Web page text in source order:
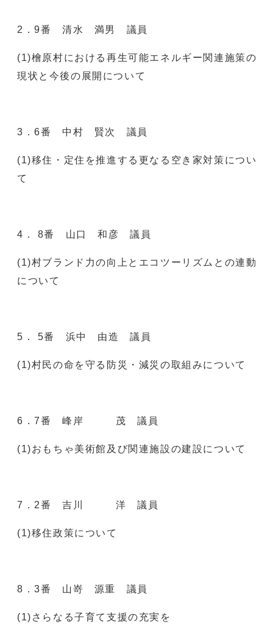
2．9番 清水 満男 議員
(1)檜原村における再生可能エネルギー関連施策の
現状と今後の展開について
3．6番 中村 賢次 議員
(1)移住・定住を推進する更なる空き家対策につい
て
4． 8番 山口 和彦 議員
(1)村ブランド力の向上とエコツーリズムとの連動
について
5． 5番 浜中 由造 議員
(1)村民の命を守る防災・減災の取組みについて
6．7番 峰岸 茂 議員
(1)おもちゃ美術館及び関連施設の建設について
7．2番 吉川 洋 議員
(1)移住政策について
8．3番 山嵜 源重 議員
(1)さらなる子育て支援の充実を